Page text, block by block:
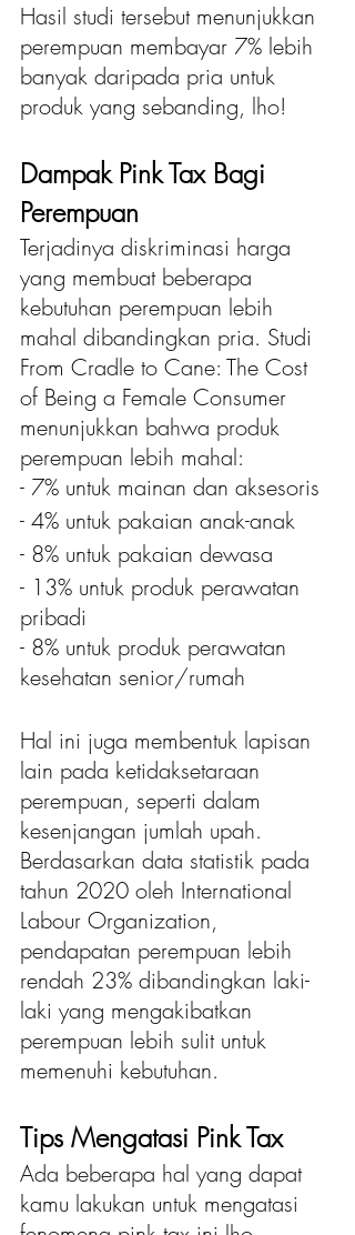
Hasil studi tersebut menunjukkan
perempuan membayar 7% lebih
banyak daripada pria untuk
produk yang sebanding, lho!
Dampak Pink Tax Bagi
Perempuan
Terjadinya diskriminasi harga
yang membuat beberapa
kebutuhan perempuan lebih
mahal dibandingkan pria. Studi
From Cradle to Cane: The Cost
of Being a Female Consumer
menunjukkan bahwa produk
perempuan lebih mahal:
- 7% untuk mainan dan aksesoris
- 4% untuk pakaian anak-anak
- 8% untuk pakaian dewasa
- 13% untuk produk perawatan
pribadi
- 8% untuk produk perawatan
kesehatan senior/rumah
Hal ini juga membentuk lapisan
lain pada ketidaksetaraan
perempuan, seperti dalam
kesenjangan jumlah upah.
Berdasarkan data statistik pada
tahun 2020 oleh International
Labour Organization,
pendapatan perempuan lebih
rendah 23% dibandingkan laki-
laki yang mengakibatkan
perempuan lebih sulit untuk
memenuhi kebutuhan.
Tips Mengatasi Pink Tax
Ada beberapa hal yang dapat
kamu lakukan untuk mengatasi